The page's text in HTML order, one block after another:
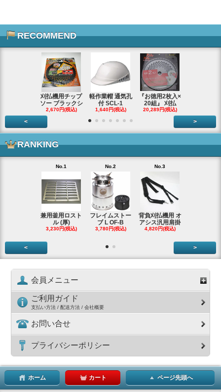
RECOMMEND
刈払機用チップ
ソー ブラックシ
2,670円(税込)
軽作業帽 通気孔
付 SCL-1
1,640円(税込)
『お徳用2枚入×
20組』 刈払
20,289円(税込)
< >
RANKING
No.1
兼用釜用ロスト
ル (厚)
3,230円(税込)
No.2
フレイムストー
ブ L OF-B
3,780円(税込)
No.3
背負刈払機用 オ
アシス汎用肩掛
4,820円(税込)
< >
会員メニュー
ご利用ガイド
支払い方法 / 配送方法 / 会社概要
お問い合せ
プライバシーポリシー
ホーム カート ページ先頭へ